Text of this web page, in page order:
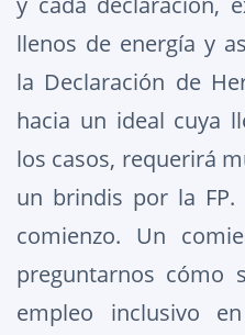
llenos de energía y
la Declaración de
hacia un ideal cuya
los casos, requerirá
un brindis por la
comienzo. Un
preguntarnos cómo
empleo inclusivo